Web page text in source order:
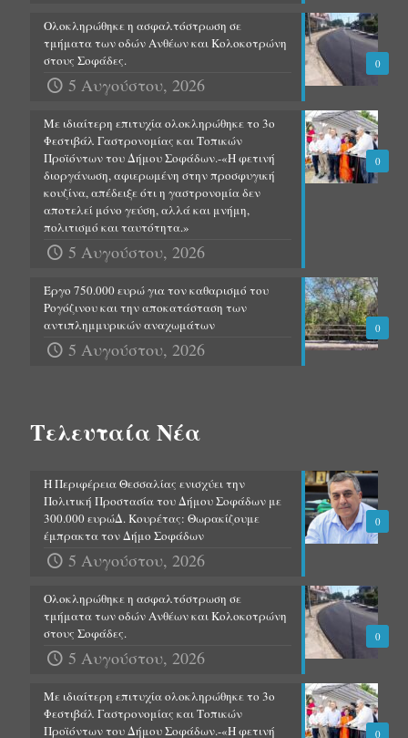
0
Ολοκληρώθηκε η ασφαλτόστρωση σε
τμήματα των οδών Ανθέων και Κολοκοτρώνη
στους Σοφάδες.
5 Αυγούστου, 2026
0
Με ιδιαίτερη επιτυχία ολοκληρώθηκε το 3ο
Φεστιβάλ Γαστρονομίας και Τοπικών
Προϊόντων του Δήμου Σοφάδων.-«Η φετινή
διοργάνωση, αφιερωμένη στην προσφυγική
κουζίνα, απέδειξε ότι η γαστρονομία δεν
αποτελεί μόνο γεύση, αλλά και μνήμη,
πολιτισμό και ταυτότητα.»
5 Αυγούστου, 2026
0
Έργο 750.000 ευρώ για τον καθαρισμό του
Ρογόζινου και την αποκατάσταση των
αντιπλημμυρικών αναχωμάτων
5 Αυγούστου, 2026
Τελευταία Νέα
0
Η Περιφέρεια Θεσσαλίας ενισχύει την
Πολιτική Προστασία του Δήμου Σοφάδων με
300.000 ευρώΔ. Κουρέτας: Θωρακίζουμε
έμπρακτα τον Δήμο Σοφάδων
5 Αυγούστου, 2026
0
Ολοκληρώθηκε η ασφαλτόστρωση σε
τμήματα των οδών Ανθέων και Κολοκοτρώνη
στους Σοφάδες.
5 Αυγούστου, 2026
0
Με ιδιαίτερη επιτυχία ολοκληρώθηκε το 3ο
Φεστιβάλ Γαστρονομίας και Τοπικών
Προϊόντων του Δήμου Σοφάδων.-«Η φετινή